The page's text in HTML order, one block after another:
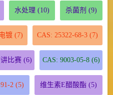
水处理 (10) 杀菌剂 (9)
镀 (7) CAS: 25322-68-3 (7)
比赛(6) CAS: 9003-05-8(6)
2 (5) 维生素E醋酸酯 (5)